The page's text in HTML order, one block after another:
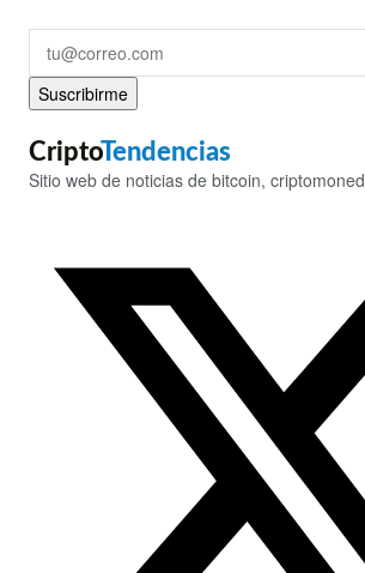
Suscribirme
CriptoTendencias
Sitio web de noticias de bitcoin,